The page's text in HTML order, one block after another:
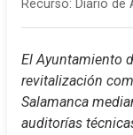
Recurso: Diario de
El Ayuntamiento
revitalización
Salamanca
auditorías